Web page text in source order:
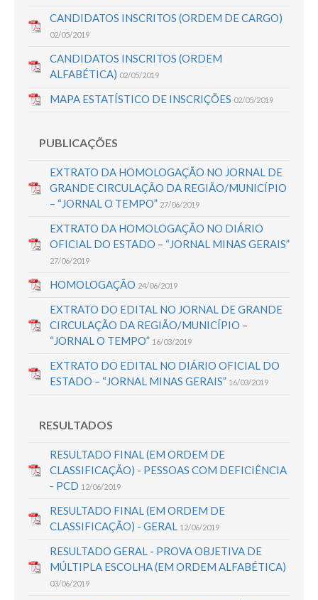
CANDIDATOS INSCRITOS (ORDEM DE CARGO)
02/05/2019
CANDIDATOS INSCRITOS (ORDEM
ALFABÉTICA) 02/05/2019
MAPA ESTATÍSTICO DE INSCRIÇÕES 02/05/2019
PUBLICAÇÕES
EXTRATO DA HOMOLOGAÇÃO NO JORNAL DE
GRANDE CIRCULAÇÃO DA REGIÃO/MUNICÍPIO
– “JORNAL O TEMPO” 27/06/2019
EXTRATO DA HOMOLOGAÇÃO NO DIÁRIO
OFICIAL DO ESTADO – “JORNAL MINAS GERAIS”
27/06/2019
HOMOLOGAÇÃO 24/06/2019
EXTRATO DO EDITAL NO JORNAL DE GRANDE
CIRCULAÇÃO DA REGIÃO/MUNICÍPIO –
“JORNAL O TEMPO” 16/03/2019
EXTRATO DO EDITAL NO DIÁRIO OFICIAL DO
ESTADO – “JORNAL MINAS GERAIS” 16/03/2019
RESULTADOS
RESULTADO FINAL (EM ORDEM DE
CLASSIFICAÇÃO) - PESSOAS COM DEFICIÊNCIA
- PCD 12/06/2019
RESULTADO FINAL (EM ORDEM DE
CLASSIFICAÇÃO) - GERAL 12/06/2019
RESULTADO GERAL - PROVA OBJETIVA DE
MÚLTIPLA ESCOLHA (EM ORDEM ALFABÉTICA)
03/06/2019